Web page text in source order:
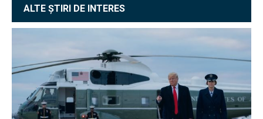
ALTE ȘTIRI DE INTERES